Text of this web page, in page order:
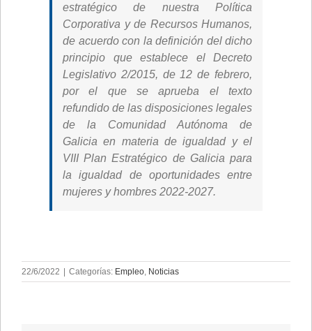
estratégico de nuestra Política
Corporativa y de Recursos Humanos,
de acuerdo con la definición del dicho
principio que establece el Decreto
Legislativo 2/2015, de 12 de febrero,
por el que se aprueba el texto
refundido de las disposiciones legales
de la Comunidad Autónoma de
Galicia en materia de igualdad y el
VIII Plan Estratégico de Galicia para
la igualdad de oportunidades entre
mujeres y hombres 2022-2027.
22/6/2022 | Categorías: Empleo Noticias